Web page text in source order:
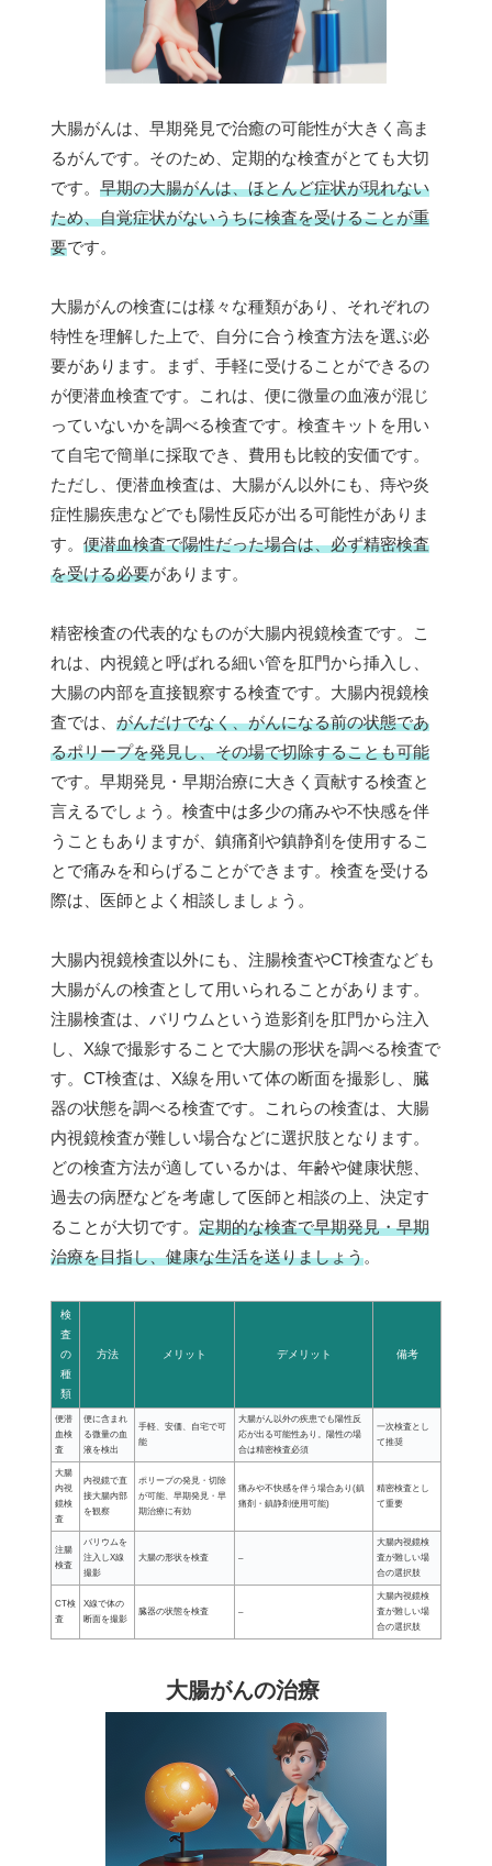
大腸がんは、早期発見で治癒の可能性が大きく高ま
るがんです。そのため、定期的な検査がとても大切
です。 早期の大腸がんは、ほとんど症状が現れない
ため、自覚症状がないうちに検査を受けることが重
要です。
大腸がんの検査には様々な種類があり、それぞれの
特性を理解した上で、自分に合う検査方法を選ぶ必
要があります。まず、手軽に受けることができるの
が便潜血検査です。これは、便に微量の血液が混じ
っていないかを調べる検査です。検査キットを用い
て自宅で簡単に採取でき、費用も比較的安価です。
ただし、便潜血検査は、大腸がん以外にも、痔や炎
症性腸疾患などでも陽性反応が出る可能性がありま
す。 便潜血検査で陽性だった場合は、必ず精密検査
を受ける必要があります。
精密検査の代表的なものが大腸内視鏡検査です。こ
れは、内視鏡と呼ばれる細い管を肛門から挿入し、
大腸の内部を直接観察する検査です。大腸内視鏡検
査では、 がんだけでなく、がんになる前の状態であ
るポリープを発見し、その場で切除することも可能
です。早期発見・早期治療に大きく貢献する検査と
言えるでしょう。検査中は多少の痛みや不快感を伴
うこともありますが、鎮痛剤や鎮静剤を使用するこ
とで痛みを和らげることができます。検査を受ける
際は、医師とよく相談しましょう。
大腸内視鏡検査以外にも、注腸検査やCT検査なども
大腸がんの検査として用いられることがあります。
注腸検査は、バリウムという造影剤を肛門から注入
し、X線で撮影することで大腸の形状を調べる検査で
す。CT検査は、X線を用いて体の断面を撮影し、臓
器の状態を調べる検査です。これらの検査は、大腸
内視鏡検査が難しい場合などに選択肢となります。
どの検査方法が適しているかは、年齢や健康状態、
過去の病歴などを考慮して医師と相談の上、決定す
ることが大切です。 定期的な検査で早期発見・早期
治療を目指し、健康な生活を送りましょう。
検
査
の
種
類
方法 メリット デメリット 備考
便潜
血検
査
便に含まれ
る微量の血
液を検出
手軽、安価、自宅で可
能
大腸がん以外の疾患でも陽性反
応が出る可能性あり。陽性の場
合は精密検査必須
一次検査とし
て推奨
大腸
内視
鏡検
査
内視鏡で直
接大腸内部
を観察
ポリープの発見・切除
が可能、早期発見・早
期治療に有効
痛みや不快感を伴う場合あり(鎮
痛剤・鎮静剤使用可能)
精密検査とし
て重要
注腸
検査
バリウムを
注入しX線
撮影
大腸の形状を検査 –
大腸内視鏡検
査が難しい場
合の選択肢
CT検
査
X線で体の
断面を撮影
臓器の状態を検査 –
大腸内視鏡検
査が難しい場
合の選択肢
大腸がんの治療